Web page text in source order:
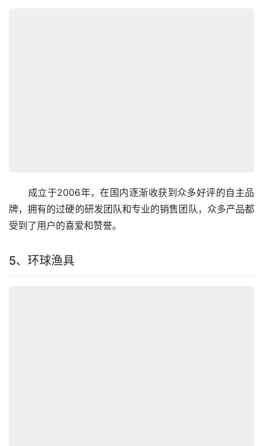
成立于2006年，在国内逐渐收获到众多好评的自主品
牌，拥有的过硬的研发团队和专业的销售团队，众多产品都
受到了用户的喜爱和赞誉。
5、环球渔具